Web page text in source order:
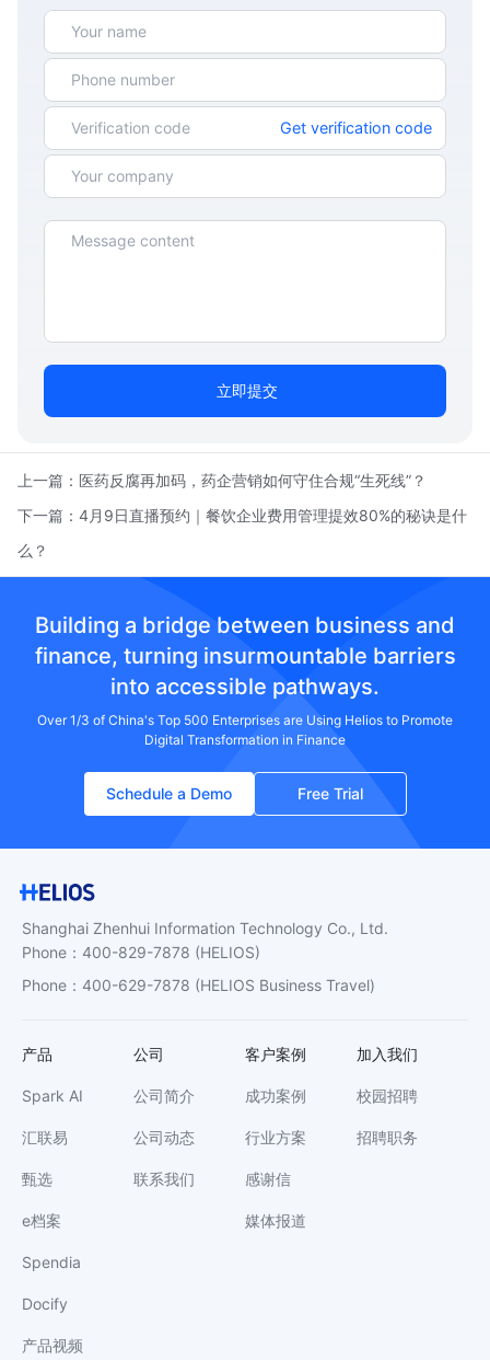
Get verification code
立即提交
上一篇： 医药反腐再加码，药企营销如何守住合规“生死线”？
下一篇： 4月9日直播预约｜餐饮企业费用管理提效80%的秘诀是什
么？
Building a bridge between business and
finance, turning insurmountable barriers
into accessible pathways.
Over 1/3 of China's Top 500 Enterprises are Using Helios to Promote
Digital Transformation in Finance
Schedule a Demo Free Trial
Shanghai Zhenhui Information Technology Co., Ltd.
Phone ： 400-829-7878 (HELIOS)
Phone ： 400-629-7878 (HELIOS Business Travel)
产品
Spark AI
汇联易
甄选
e档案
Spendia
Docify
产品视频
公司
公司简介
公司动态
联系我们
客户案例
成功案例
行业方案
感谢信
媒体报道
加入我们
校园招聘
招聘职务